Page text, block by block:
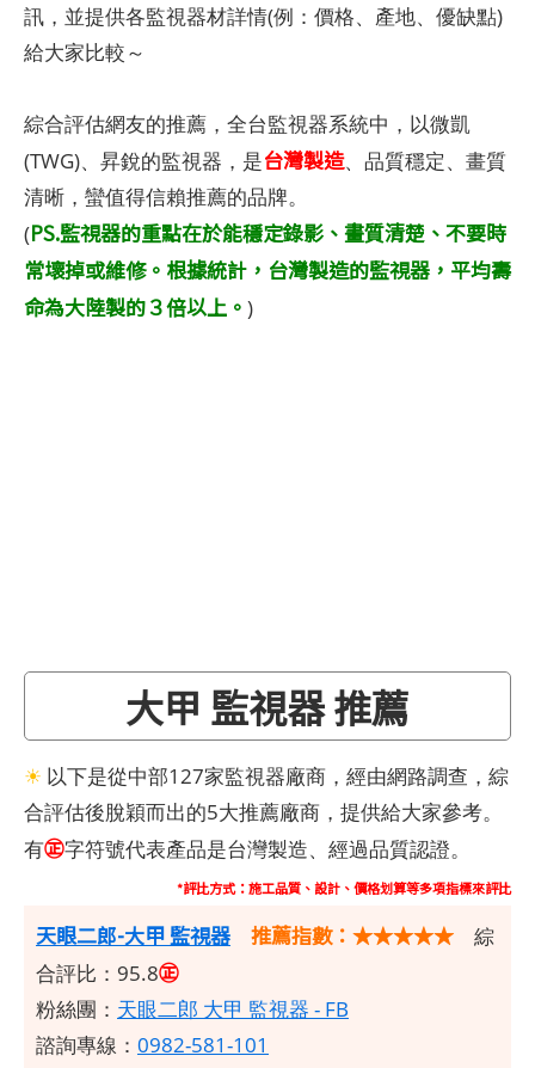
訊，並提供各監視器材詳情(例：價格、產地、優缺點)
給大家比較～
綜合評估網友的推薦，全台監視器系統中，以微凱
(TWG)、昇銳的監視器，是台灣製造、品質穩定、畫質
清晰，蠻值得信賴推薦的品牌。
(PS.監視器的重點在於能穩定錄影、畫質清楚、不要時
常壞掉或維修。根據統計，台灣製造的監視器，平均壽
命為大陸製的３倍以上。 )
大甲 監視器 推薦
☀ 以下是從中部127家監視器廠商，經由網路調查，綜
合評估後脫穎而出的5大推薦廠商，提供給大家參考。
有㊣字符號代表產品是台灣製造、經過品質認證。
*評比方式：施工品質、設計、價格划算等多項指標來評比
天眼二郎-大甲 監視器 推薦指數：★★★★★
綜
合評比：95.8㊣
粉絲團： 天眼二郎 大甲 監視器 - FB
諮詢專線： 0982-581-101